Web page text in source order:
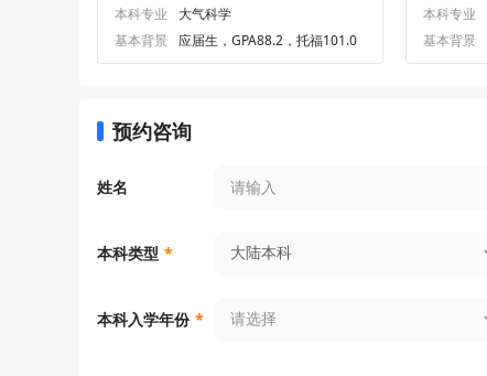
本科专业
大气科学
基本背景
应届生，GPA88.2，托福101.0
本科专业
基本背景
预约咨询
姓名
本科类型 * 大陆本科
本科入学年份 * 请选择